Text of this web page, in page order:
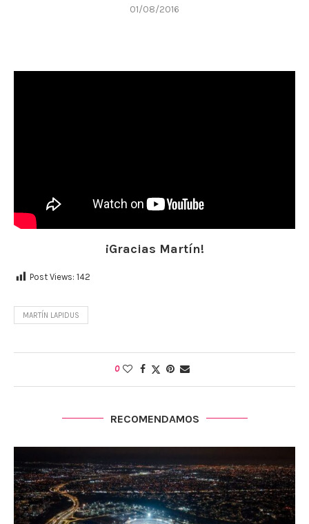
01/08/2016
¡Gracias Martín!
Post Views: 142
MARTÍN LAPIDUS
0
RECOMENDAMOS